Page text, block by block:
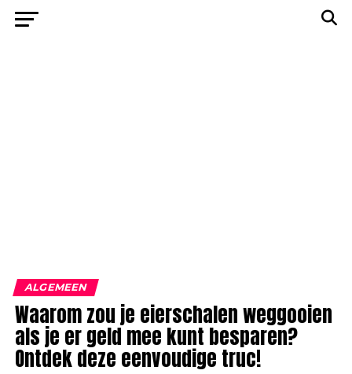
ALGEMEEN
Waarom zou je eierschalen weggooien
als je er geld mee kunt besparen?
Ontdek deze eenvoudige truc!